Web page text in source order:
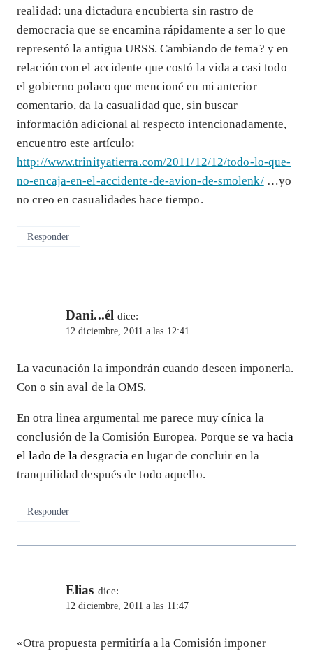
realidad: una dictadura encubierta sin rastro de
democracia que se encamina rápidamente a ser lo que
representó la antigua URSS. Cambiando de tema? y en
relación con el accidente que costó la vida a casi todo
el gobierno polaco que mencioné en mi anterior
comentario, da la casualidad que, sin buscar
información adicional al respecto intencionadamente,
encuentro este artículo:
http://www.trinityatierra.com/2011/12/12/todo-lo-que-
no-encaja-en-el-accidente-de-avion-de-smolenk/…yo
no creo en casualidades hace tiempo.
Responder
Dani...él dice:
12 diciembre, 2011 a las 12:41
La vacunación la impondrán cuando deseen imponerla.
Con o sin aval de la OMS.
En otra linea argumental me parece muy cínica la
conclusión de la Comisión Europea. Porquese va hacia
el lado de la desgracia en lugar de concluir en la
tranquilidad después de todo aquello.
Responder
Elias dice:
12 diciembre, 2011 a las 11:47
«Otra propuesta permitiría a la Comisión imponer